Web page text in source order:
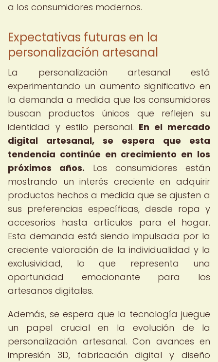
a los consumidores modernos.
Expectativas futuras en la
personalización artesanal
La personalización artesanal está
experimentando un aumento significativo en
la demanda a medida que los consumidores
buscan productos únicos que reflejen su
identidad y estilo personal. En el mercado
digital artesanal, se espera que esta
tendencia continúe en crecimiento en los
próximos años. Los consumidores están
mostrando un interés creciente en adquirir
productos hechos a medida que se ajusten a
sus preferencias específicas, desde ropa y
accesorios hasta artículos para el hogar.
Esta demanda está siendo impulsada por la
creciente valoración de la individualidad y la
exclusividad, lo que representa una
oportunidad emocionante para los
artesanos digitales.
Además, se espera que la tecnología juegue
un papel crucial en la evolución de la
personalización artesanal. Con avances en
impresión 3D, fabricación digital y diseño